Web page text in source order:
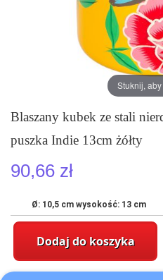
Blaszany kubek ze stali
puszka Indie 13cm żółty
90,66 zł
Ø: 10,5 cm wysokość: 13 cm
Dodaj do koszyka
Stuknij,